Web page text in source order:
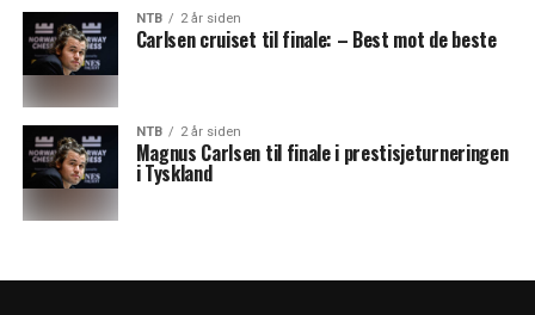
NTB 2 år siden
Carlsen cruiset til finale: – Best mot de beste
NTB 2 år siden
Magnus Carlsen til finale i prestisjeturneringen
i Tyskland